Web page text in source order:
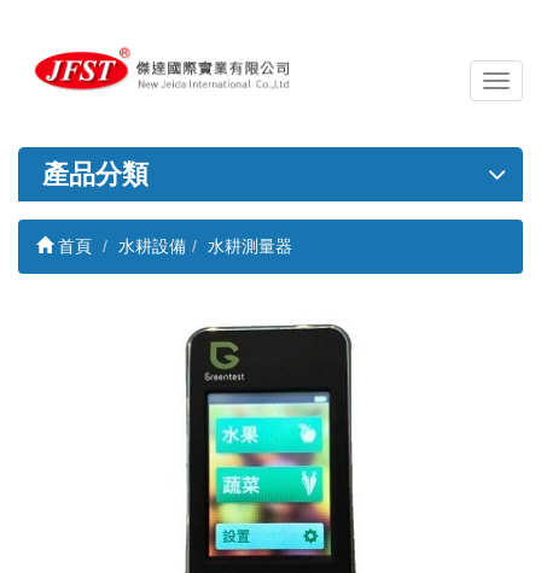
導
覽
關
產品分類
首頁 水耕設備 水耕測量器